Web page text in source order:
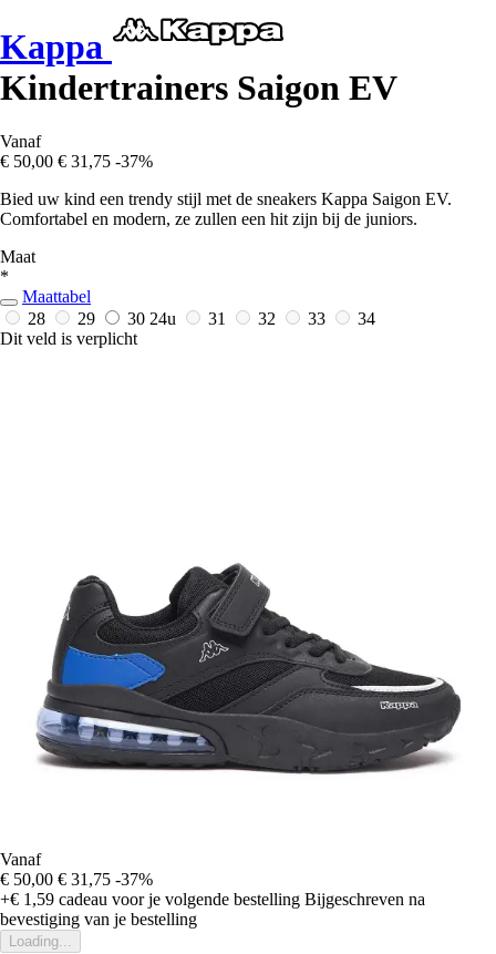
Kappa
Kindertrainers Saigon EV
Vanaf
€ 50,00 € 31,75 -37%
Bied uw kind een trendy stijl met de sneakers Kappa Saigon EV.
Comfortabel en modern, ze zullen een hit zijn bij de juniors.
Maat
*
Maattabel
28
29 30 24u 31 32 33
34
Dit veld is verplicht
Vanaf
€ 50,00 € 31,75 -37%
+€ 1,59 cadeau voor je volgende bestelling Bijgeschreven na
bevestiging van je bestelling
Loading...